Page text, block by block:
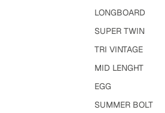
LONGBOARD
SUPER TWIN
TRI VINTAGE
MID LENGHT
EGG
SUMMER BOLT